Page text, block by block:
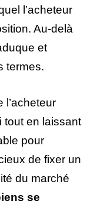
l’acheteur
Au-delà
et
termes.
l’acheteur
tout en laissant
pour
de fixer un
du marché
se